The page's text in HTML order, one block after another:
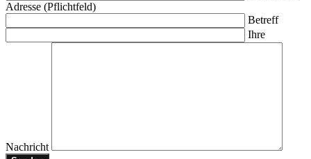
Adresse (Pflichtfeld)
Betreff
Ihre
Nachricht